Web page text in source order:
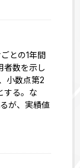
との1年間
者数を示し
小数点第2
する。な
が、実績値